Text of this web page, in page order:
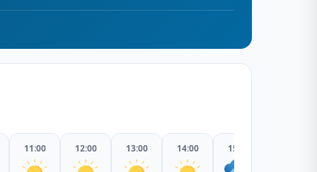
11:00 12:00 13:00 14:00 15:00